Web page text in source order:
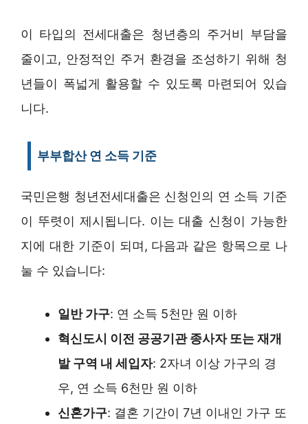
이 타입의 전세대출은 청년층의 주거비 부담을
줄이고, 안정적인 주거 환경을 조성하기 위해 청
년들이 폭넓게 활용할 수 있도록 마련되어 있습
니다.
부부합산 연 소득 기준
국민은행 청년전세대출은 신청인의 연 소득 기준
이 뚜렷이 제시됩니다. 이는 대출 신청이 가능한
지에 대한 기준이 되며, 다음과 같은 항목으로 나
눌 수 있습니다:
일반 가구: 연 소득 5천만 원 이하
혁신도시 이전 공공기관 종사자 또는 재개
발 구역 내 세입자: 2자녀 이상 가구의 경
우, 연 소득 6천만 원 이하
신혼가구: 결혼 기간이 7년 이내인 가구 또